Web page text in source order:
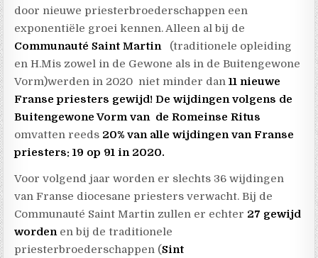
door nieuwe priesterbroederschappen een
exponentiële groei kennen. Alleen al bij de
Communauté Saint Martin
(traditionele opleiding
en H.Mis zowel in de Gewone als in de Buitengewone
Vorm)werden in 2020 niet minder dan11 nieuwe
Franse priesters gewijd! De wijdingen volgens de
Buitengewone Vorm van de Romeinse Ritus
omvatten reeds 20% van alle wijdingen van Franse
priesters: 19 op 91 in 2020.
Voor volgend jaar worden er slechts 36 wijdingen
van Franse diocesane priesters verwacht. Bij de
Communauté Saint Martin zullen er echter 27 gewijd
worden en bij de traditionele
priesterbroederschappen (Sint